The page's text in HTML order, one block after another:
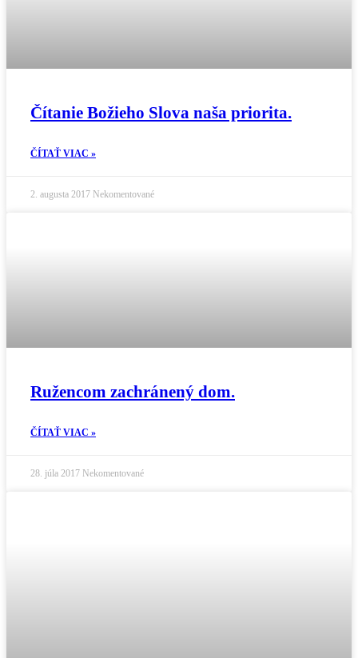
Čítanie Božieho Slova naša priorita.
ČÍTAŤ VIAC »
2. augusta 2017 Nekomentované
Ružencom zachránený dom.
ČÍTAŤ VIAC »
28. júla 2017 Nekomentované